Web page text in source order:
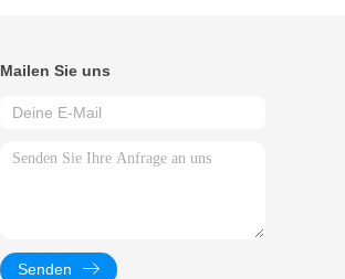
Mailen Sie uns
Senden